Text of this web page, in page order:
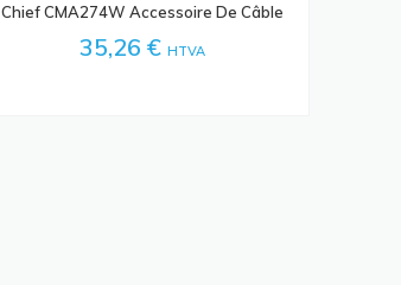
Chief CMA274W Accessoire De Câble
35,26 € HTVA